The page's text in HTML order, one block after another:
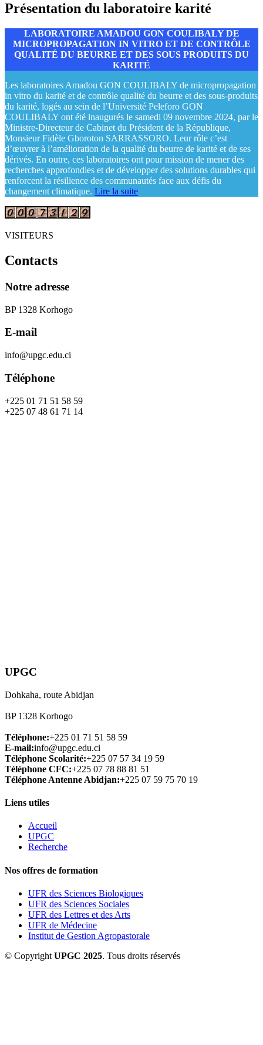
Présentation du laboratoire karité
LABORATOIRE AMADOU GON COULIBALY DE
MICROPROPAGATION IN VITRO ET DE CONTRÔLE
QUALITÉ DU BEURRE ET DES SOUS PRODUITS DU
KARITÉ
Les laboratoires Amadou GON COULIBALY de micropropagation
in vitro du karité et de contrôle qualité du beurre et des sous-produits
du karité, logés au sein de l’Université Peleforo GON
COULIBALY ont été inaugurés le samedi 09 novembre 2024, par le
Ministre-Directeur de Cabinet du Président de la République,
Monsieur Fidèle Gboroton SARRASSORO. Leur rôle c’est
d’œuvrer à l’amélioration de la qualité du beurre de karité et de ses
dérivés. En outre, ces laboratoires ont pour mission de mener des
recherches approfondies et de développer des solutions durables qui
renforcent la résilience des communautés face aux défis du
changement climatique. Lire la suite
VISITEURS
Contacts
Notre adresse
BP 1328 Korhogo
E-mail
info@upgc.edu.ci
Téléphone
+225 01 71 51 58 59
+225 07 48 61 71 14
UPGC
Dohkaha, route Abidjan
BP 1328 Korhogo
Téléphone:+225 01 71 51 58 59
E-mail:info@upgc.edu.ci
Téléphone Scolarité:+225 07 57 34 19 59
Téléphone CFC:+225 07 78 88 81 51
Téléphone Antenne Abidjan:+225 07 59 75 70 19
Liens utiles
Accueil
UPGC
Recherche
Nos offres de formation
UFR des Sciences Biologiques
UFR des Sciences Sociales
UFR des Lettres et des Arts
UFR de Médecine
Institut de Gestion Agropastorale
© Copyright UPGC 2025. Tous droits réservés